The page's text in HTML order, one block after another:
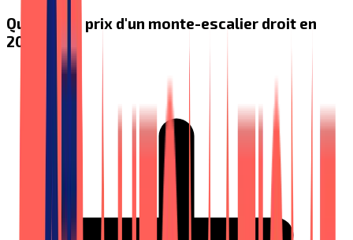
Quel est le prix d'un monte-escalier droit en
2026 ?